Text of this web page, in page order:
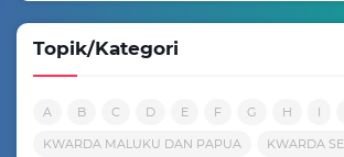
Topik/Kategori
A B C D E F G H I
KWARDA MALUKU DAN PAPUA KWARDA